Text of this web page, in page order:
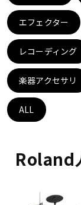
アンプ
DJ機器
配信/ラ
エフェクター
レコーディング
楽器アクセサリ
ALL
Roland